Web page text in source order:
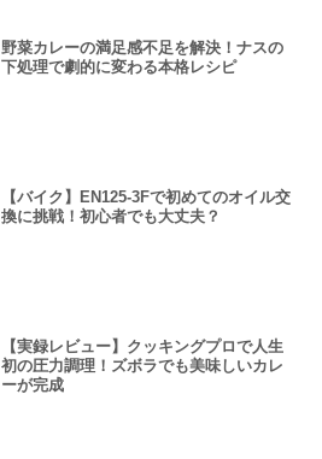
野菜カレーの満足感不足を解決！ナスの
下処理で劇的に変わる本格レシピ
【バイク】EN125-3Fで初めてのオイル交
換に挑戦！初心者でも大丈夫？
【実録レビュー】クッキングプロで人生
初の圧力調理！ズボラでも美味しいカレ
ーが完成